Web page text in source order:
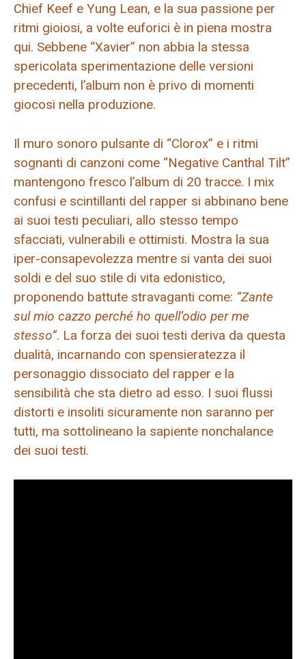
Chief Keef e Yung Lean, e la sua passione per
ritmi gioiosi, a volte euforici è in piena mostra
qui. Sebbene “Xavier” non abbia la stessa
spericolata sperimentazione delle versioni
precedenti, l’album non è privo di momenti
giocosi nella produzione.
Il muro sonoro pulsante di “Clorox” e i ritmi
sognanti di canzoni come “Negative Canthal Tilt”
mantengono fresco l’album di 20 tracce. I mix
confusi e scintillanti del rapper si abbinano bene
ai suoi testi peculiari, allo stesso tempo
sfacciati, vulnerabili e ottimisti. Mostra la sua
iper-consapevolezza mentre si vanta dei suoi
soldi e del suo stile di vita edonistico,
proponendo battute stravaganti come: “Zante
sul mio cazzo perché ho quell’odio per me
stesso”. La forza dei suoi testi deriva da questa
dualità, incarnando con spensieratezza il
personaggio dissociato del rapper e la
sensibilità che sta dietro ad esso. I suoi flussi
distorti e insoliti sicuramente non saranno per
tutti, ma sottolineano la sapiente nonchalance
dei suoi testi.